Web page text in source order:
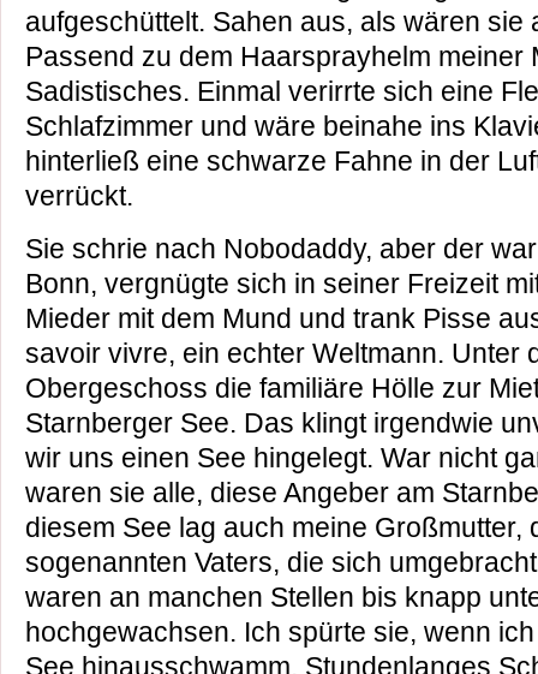
aufgeschüttelt. Sahen aus, als wären sie
Passend zu dem Haarsprayhelm meiner
Sadistisches. Einmal verirrte sich eine
Schlafzimmer und wäre beinahe ins
hinterließ eine schwarze Fahne in der
verrückt.
Sie schrie nach Nobodaddy, aber der
Bonn, vergnügte sich in seiner Freizeit
Mieder mit dem Mund und trank Pisse
savoir vivre, ein echter Weltmann. Unter
Obergeschoss die familiäre Hölle zur
Starnberger See. Das klingt irgendwie
wir uns einen See hingelegt. War nicht
waren sie alle, diese Angeber am
diesem See lag auch meine Großmutter,
sogenannten Vaters, die sich
waren an manchen Stellen bis knapp
hochgewachsen. Ich spürte sie, wenn
See hinausschwamm. Stundenlanges